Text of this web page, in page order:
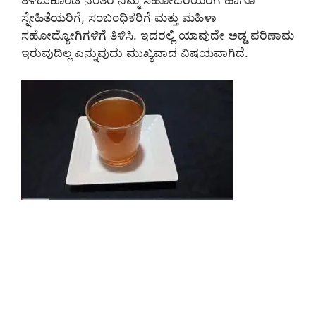
ಸ್ನೇಹಿತೆಯರಿಗೆ, ಸಂಬಂಧಿಕರಿಗೆ ಮತ್ತು ಮಹಿಳಾ
ಸಹೋದ್ಯೋಗಿಗಳಿಗೆ ತಿಳಿಸಿ. ಇದರಲ್ಲಿ ಯಾವುದೇ ಅಡ್ಡ ಪರಿಣಾಮ
ಇರುವುದಿಲ್ಲ ಎನ್ನುವುದು ಮುಖ್ಯವಾದ ವಿಷಯವಾಗಿದೆ.